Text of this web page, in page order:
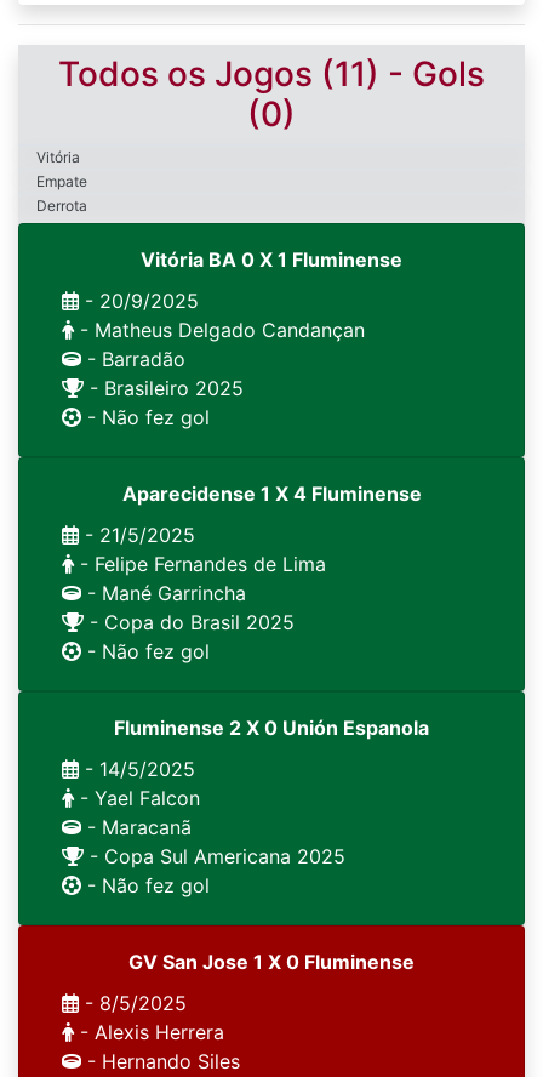
Todos os Jogos (11) - Gols
(0)
Vitória
Empate
Derrota
Vitória BA 0 X 1 Fluminense
- 20/9/2025
- Matheus Delgado Candançan
- Barradão
- Brasileiro 2025
- Não fez gol
Aparecidense 1 X 4 Fluminense
- 21/5/2025
- Felipe Fernandes de Lima
- Mané Garrincha
- Copa do Brasil 2025
- Não fez gol
Fluminense 2 X 0 Unión Espanola
- 14/5/2025
- Yael Falcon
- Maracanã
- Copa Sul Americana 2025
- Não fez gol
GV San Jose 1 X 0 Fluminense
- 8/5/2025
- Alexis Herrera
- Hernando Siles